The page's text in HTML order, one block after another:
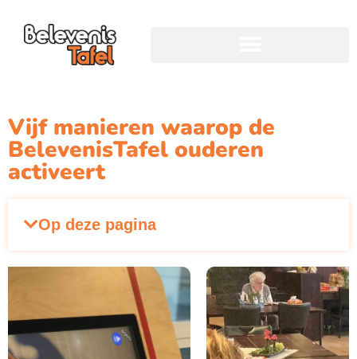
Vijf manieren waarop de
BelevenisTafel ouderen
activeert
Op deze pagina